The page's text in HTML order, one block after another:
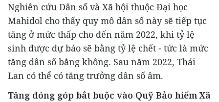
Nghiên cứu Dân số và Xã hội thuộc Đại học
Mahidol cho thấy quy mô dân số này sẽ tiếp tục
tăng ở mức thấp cho đến năm 2022, khi tỷ lệ
sinh được dự báo sẽ bằng tỷ lệ chết - tức là mức
tăng dân số bằng không. Sau năm 2022, Thái
Lan có thể có tăng trưởng dân số âm.
Tăng đóng góp bắt buộc vào Quỹ Bảo hiểm Xã